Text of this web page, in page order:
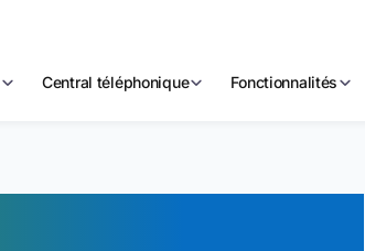
Central téléphonique Fonctionnalités